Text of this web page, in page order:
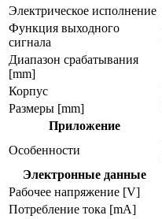
Электрическое исполнение
Функция выходного
сигнала
Диапазон срабатывания
[mm]
Корпус
Размеры [mm]
Приложение
Особенности
Электронные данные
Рабочее напряжение [V]
Потребление тока [mA]